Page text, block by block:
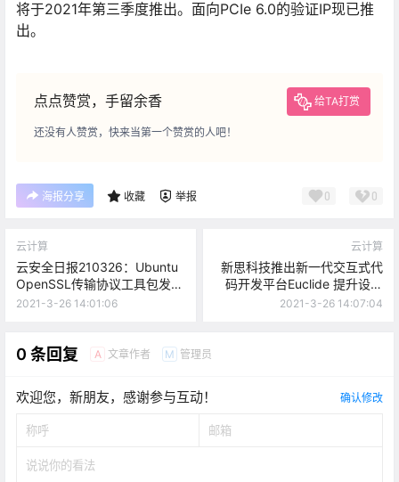
将于2021年第三季度推出。面向PCIe 6.0的验证IP现已推
出。
点点赞赏，手留余香 给TA打赏
还没有人赞赏，快来当第一个赞赏的人吧！
海报分享 收藏 举报 0 0
云计算
云安全日报210326：Ubuntu
OpenSSL传输协议工具包发现
拒绝服务漏洞，需要尽快升级
2021-3-26 14:01:06
云计算
新思科技推出新一代交互式代
码开发平台Euclide 提升设计
和验证效率
2021-3-26 14:07:04
0 条回复 A 文章作者 M 管理员
欢迎您，新朋友，感谢参与互动！ 确认修改